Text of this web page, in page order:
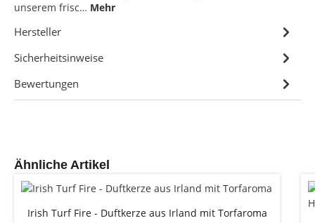
unserem frisc… Mehr
Hersteller
Sicherheitsinweise
Bewertungen
Produktgalerie überspringen
Ähnliche Artikel
Irish Turf Fire - Duftkerze aus Irland mit Torfaroma